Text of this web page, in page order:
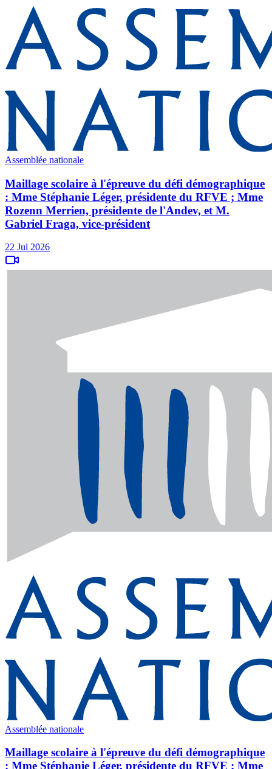
Assemblée nationale
Maillage scolaire à l'épreuve du défi démographique
: Mme Stéphanie Léger, présidente du RFVE ; Mme
Rozenn Merrien, présidente de l'Andev, et M.
Gabriel Fraga, vice-président
22 Jul 2026
Assemblée nationale
Maillage scolaire à l'épreuve du défi démographique
: Mme Stéphanie Léger, présidente du RFVE ; Mme